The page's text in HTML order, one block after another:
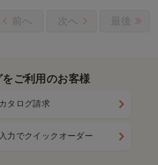
前へ 次へ 最後
をご利用のお客様
カタログ請求
力でクイックオーダー